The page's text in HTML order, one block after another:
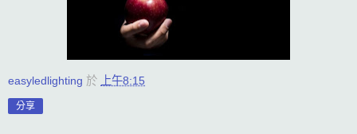
easyledlighting 於 上午8:15
分享